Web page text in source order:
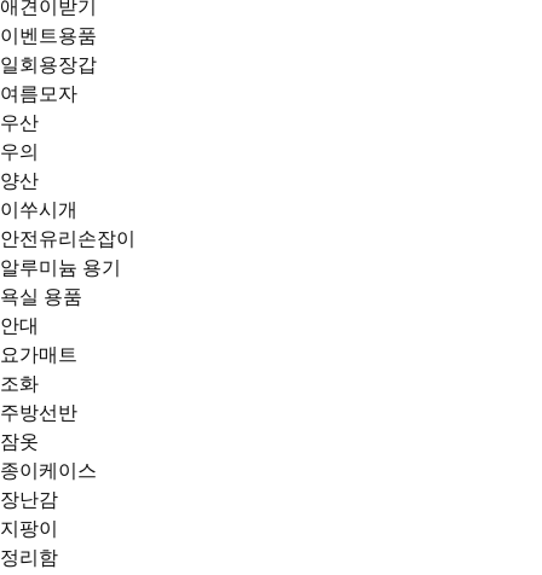
애견이받기
이벤트용품
일회용장갑
여름모자
우산
우의
양산
이쑤시개
안전유리손잡이
알루미늄 용기
욕실 용품
안대
요가매트
조화
주방선반
잠옷
종이케이스
장난감
지팡이
정리함